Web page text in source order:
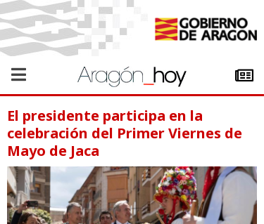
El presidente participa en la
celebración del Primer Viernes de
Mayo de Jaca